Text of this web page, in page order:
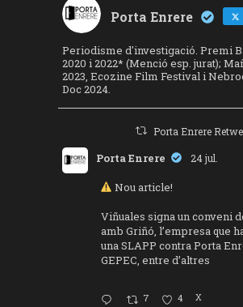
Porta Enrere
Periodisme d'investigació. Premi
2020 i 2022* (Menció esp. jurat);
2023, Ecozine Film Festival i
Doc 2024.
Porta Enrere
Porta Enrere 24 jul.
Nou article!
Viñuales signa un conveni
amb Griñó, l’empresa que
una SLAPP contra Porta
GEPEC, entre d’altres
7 4 X